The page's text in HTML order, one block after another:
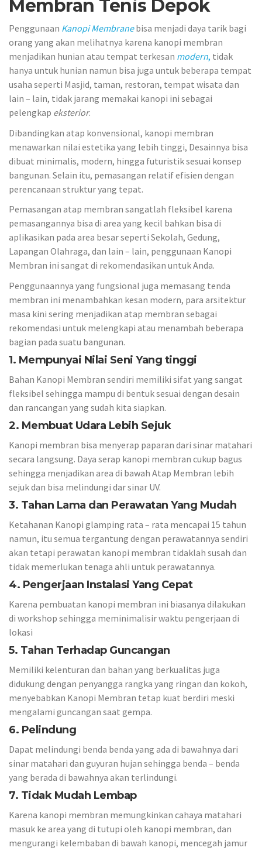
Membran Tenis Depok
Penggunaan Kanopi Membrane bisa menjadi daya tarik bagi
orang yang akan melihatnya karena kanopi membran
menjadikan hunian atau tempat terkesan modern, tidak
hanya untuk hunian namun bisa juga untuk beberapa tempat
usaha seperti Masjid, taman, restoran, tempat wisata dan
lain – lain, tidak jarang memakai kanopi ini sebagai
pelengkap eksterior.
Dibandingkan atap konvensional, kanopi membran
menawarkan nilai estetika yang lebih tinggi, Desainnya bisa
dibuat minimalis, modern, hingga futuristik sesuai konsep
bangunan. Selain itu, pemasangan relatif efisien dengan
perencanaan struktur yang tepat.
Pemasangan atap membran sangatlah fleksibel karena
pemasangannya bisa di area yang kecil bahkan bisa di
aplikasikan pada area besar seperti Sekolah, Gedung,
Lapangan Olahraga, dan lain – lain, penggunaan Kanopi
Membran ini sangat di rekomendasikan untuk Anda.
Penggunaannya yang fungsional juga memasang tenda
membran ini menambahkan kesan modern, para arsitektur
masa kini sering menjadikan atap membran sebagai
rekomendasi untuk melengkapi atau menambah beberapa
bagian pada suatu bangunan.
1. Mempunyai Nilai Seni Yang tinggi
Bahan Kanopi Membran sendiri memiliki sifat yang sangat
fleksibel sehingga mampu di bentuk sesuai dengan desain
dan rancangan yang sudah kita siapkan.
2. Membuat Udara Lebih Sejuk
Kanopi membran bisa menyerap paparan dari sinar matahari
secara langsung. Daya serap kanopi membran cukup bagus
sehingga menjadikan area di bawah Atap Membran lebih
sejuk dan bisa melindungi dar sinar UV.
3. Tahan Lama dan Perawatan Yang Mudah
Ketahanan Kanopi glamping rata – rata mencapai 15 tahun
namun, itu semua tergantung dengan perawatannya sendiri
akan tetapi perawatan kanopi membran tidaklah susah dan
tidak memerlukan tenaga ahli untuk perawatannya.
4. Pengerjaan Instalasi Yang Cepat
Karena pembuatan kanopi membran ini biasanya dilakukan
di workshop sehingga meminimalisir waktu pengerjaan di
lokasi
5. Tahan Terhadap Guncangan
Memiliki kelenturan dan bahan yang berkualitas juga
didukung dengan penyangga rangka yang ringan dan kokoh,
menyebabkan Kanopi Membran tetap kuat berdiri meski
mengalami guncangan saat gempa.
6. Pelindung
Dapat melindungi benda benda yang ada di bawahnya dari
sinar matahari dan guyuran hujan sehingga benda – benda
yang berada di bawahnya akan terlindungi.
7. Tidak Mudah Lembap
Karena kanopi membran memungkinkan cahaya matahari
masuk ke area yang di tutupi oleh kanopi membran, dan
mengurangi kelembaban di bawah kanopi, mencegah jamur